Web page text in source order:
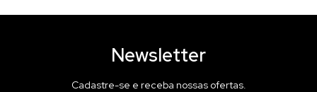
Newsletter
Cadastre-se e receba nossas ofertas.